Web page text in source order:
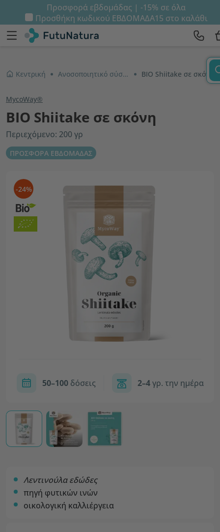
Προσφορά εβδομάδας | -15% σε όλα
Προσθήκη κωδικού ΕΒΔΟΜΑΔΑ15 στο καλάθι
Κεντρική Ανοσοποιητικό σύστημα και ενέργεια BIO Shiitake σε σκόνη
MycoWay®
BIO Shiitake σε σκόνη
Περιεχόμενο: 200 γρ
ΠΡΟΣΦΟΡΑ ΕΒΔΟΜΑΔΑΣ
-24%
50–100δόσεις 2–4γρ. την ημέρα
Λεντινούλα εδώδες
πηγή φυτικών ινών
οικολογική καλλιέργεια